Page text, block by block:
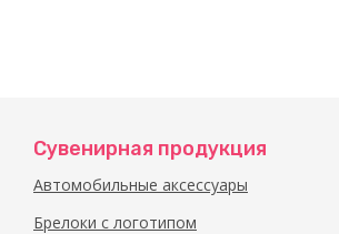
Сувенирная продукция
Автомобильные аксессуары
Брелоки с логотипом